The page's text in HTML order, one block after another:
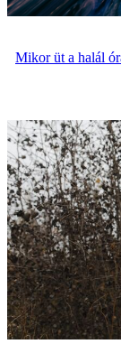
Mikor üt a halál